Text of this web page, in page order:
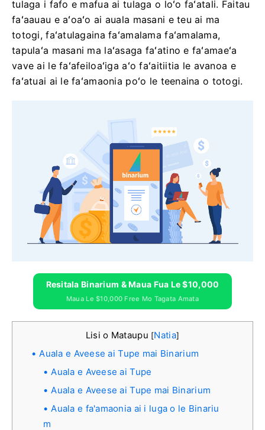
tulaga i fafo e mafua ai tulaga o loʻo faʻatali. Faitau
faʻaauau e aʻoaʻo ai auala masani e teu ai ma
totogi, faʻatulagaina faʻamalama faʻamalama,
tapulaʻa masani ma laʻasaga faʻatino e faʻamaeʻa
vave ai le faʻafeiloaʻiga aʻo faʻaitiitia le avanoa e
faʻatuai ai le faʻamaonia poʻo le teenaina o totogi.
Resitala Binarium & Maua Fua Le $10,000
Maua Le $10,000 Free Mo Tagata Amata
Lisi o Mataupu [Natia]
Auala e Aveese ai Tupe mai Binarium
Auala e Aveese ai Tupe
Auala e Aveese ai Tupe mai Binarium
Auala e fa'amaonia ai i luga o le Binariu
m